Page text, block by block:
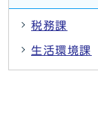
税務課
生活環境課